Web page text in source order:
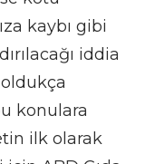
kaybı gibi
iddia
konulara
ilk olarak